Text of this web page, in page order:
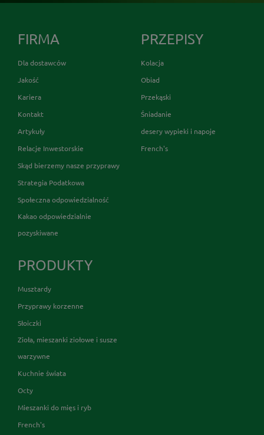
FIRMA
Dla dostawców
Jakość
Kariera
Kontakt
Artykuły
Relacje Inwestorskie
Skąd bierzemy nasze przyprawy
Strategia Podatkowa
Społeczna odpowiedzialność
Kakao odpowiedzialnie
pozyskiwane
PRZEPISY
Kolacja
Obiad
Przekąski
Śniadanie
desery wypieki i napoje
French's
PRODUKTY
Musztardy
Przyprawy korzenne
Słoiczki
Zioła, mieszanki ziołowe i susze
warzywne
Kuchnie świata
Octy
Mieszanki do mięs i ryb
French's